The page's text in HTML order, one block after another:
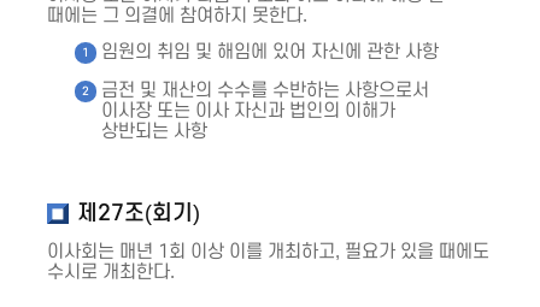
때에는 그 의결에 참여하지 못한다.
임원의 취임 및 해임에 있어 자신에 관한 사항
금전 및 재산의 수수를 수반하는 사항으로서
이사장 또는 이사 자신과 법인의 이해가
상반되는 사항
제27조(회기)
이사회는 매년 1회 이상 이를 개최하고, 필요가 있을 때에도
수시로 개최한다.